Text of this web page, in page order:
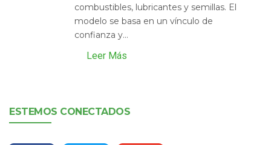
combustibles, lubricantes y semillas. El
modelo se basa en un vínculo de
confianza y...
Leer Más
ESTEMOS CONECTADOS